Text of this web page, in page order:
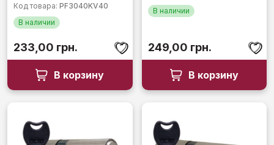
Код товара: PF3040KV40
В наличии
233,00 грн.
В корзину
В наличии
249,00 грн.
В корзину